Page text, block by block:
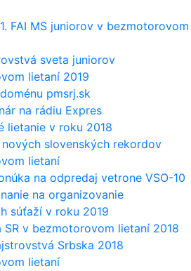
FAI MS juniorov v bezmotorovom
sveta juniorov
lietaní 2019
pmsrj.sk
na rádiu Expres
lietanie v roku 2018
slovenských rekordov
lietaní
na odpredaj vetrone VSO-10
na organizovanie
súťaží v roku 2019
SR v bezmotorovom lietaní 2018
Srbska 2018
lietaní